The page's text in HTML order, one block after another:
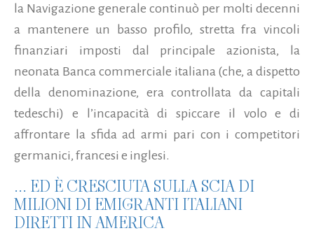
la Navigazione generale continuò per molti decenni
a mantenere un basso profilo, stretta fra vincoli
finanziari imposti dal principale azionista, la
neonata Banca commerciale italiana (che, a dispetto
della denominazione, era controllata da capitali
tedeschi) e l’incapacità di spiccare il volo e di
affrontare la sfida ad armi pari con i competitori
germanici, francesi e inglesi.
... ED È CRESCIUTA SULLA SCIA DI
MILIONI DI EMIGRANTI ITALIANI
DIRETTI IN AMERICA